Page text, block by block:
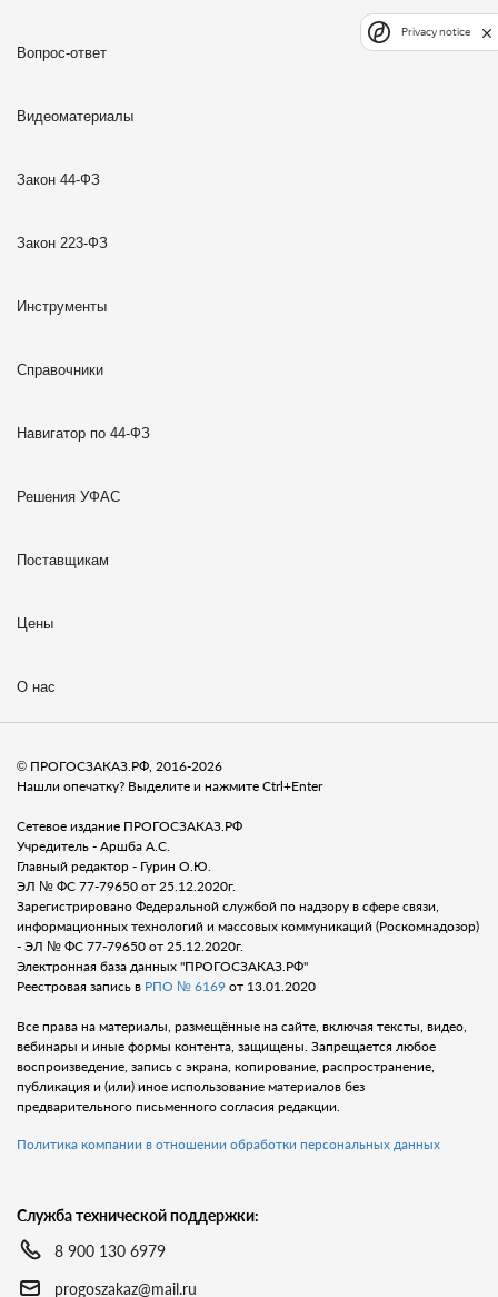
Вопрос-ответ
Видеоматериалы
Закон 44-ФЗ
Закон 223-ФЗ
Инструменты
Справочники
Навигатор по 44-ФЗ
Решения УФАС
Поставщикам
Цены
О нас
© ПРОГОСЗАКАЗ.РФ, 2016-2026
Нашли опечатку? Выделите и нажмите Ctrl+Enter
Сетевое издание ПРОГОСЗАКАЗ.РФ
Учредитель - Аршба А.С.
Главный редактор - Гурин О.Ю.
ЭЛ № ФС 77-79650 от 25.12.2020г.
Зарегистрировано Федеральной службой по надзору в сфере связи,
информационных технологий и массовых коммуникаций (Роскомнадозор)
- ЭЛ № ФС 77-79650 от 25.12.2020г.
Электронная база данных "ПРОГОСЗАКАЗ.РФ"
Реестровая запись в РПО № 6169 от 13.01.2020
Все права на материалы, размещённые на сайте, включая тексты, видео,
вебинары и иные формы контента, защищены. Запрещается любое
воспроизведение, запись с экрана, копирование, распространение,
публикация и (или) иное использование материалов без
предварительного письменного согласия редакции.
Политика компании в отношении обработки персональных данных
Служба технической поддержки:
8 900 130 6979
progoszakaz@mail.ru
Privacy notice